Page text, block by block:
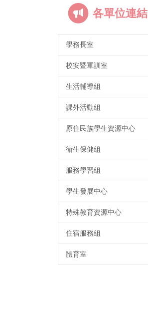
各單位連結
學務長室
校安暨軍訓室
生活輔導組
課外活動組
原住民族學生資源中心
衛生保健組
服務學習組
學生發展中心
特殊教育資源中心
住宿服務組
體育室